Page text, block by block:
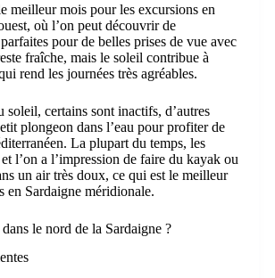
meilleur mois pour les excursions en
où l’on peut découvrir de
pour de belles prises de vue avec
fraîche, mais le soleil contribue à
rend les journées très agréables.
soleil, certains sont inactifs, d’autres
plongeon dans l’eau pour profiter de
La plupart du temps, les
l’on a l’impression de faire du kayak ou
un air très doux, ce qui est le meilleur
en Sardaigne méridionale.
le nord de la Sardaigne ?